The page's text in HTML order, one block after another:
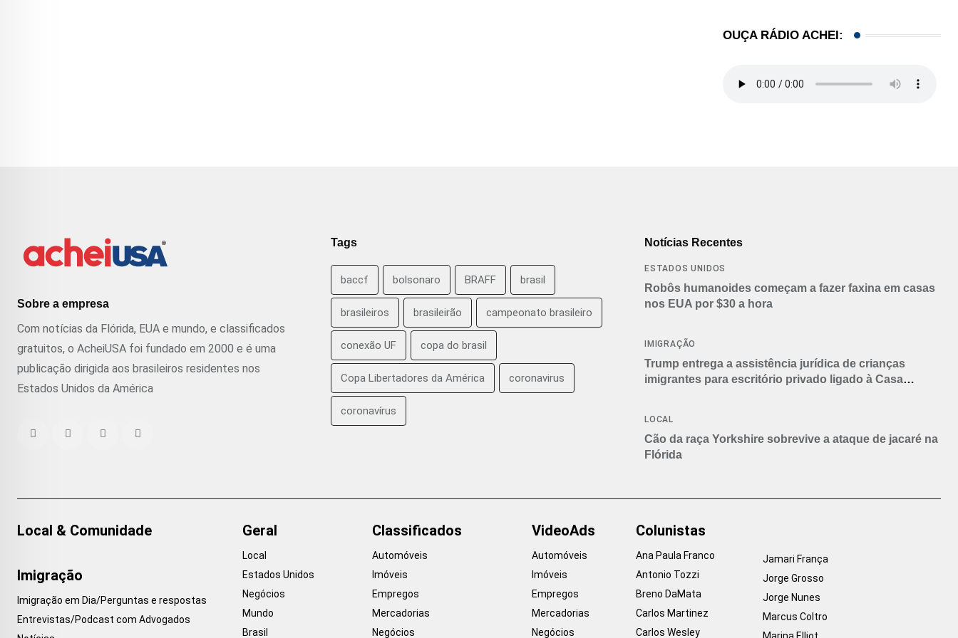
OUÇA RÁDIO ACHEI:
Sobre a empresa
Com notícias da Flórida, EUA e mundo, e classificados
gratuitos, o AcheiUSA foi fundado em 2000 e é uma
publicação dirigida aos brasileiros residentes nos
Estados Unidos da América
Tags
baccf bolsonaro BRAFF brasil
brasileiros brasileirão campeonato brasileiro
conexão UF copa do brasil
Copa Libertadores da América coronavirus
coronavírus
Notícias Recentes
ESTADOS UNIDOS
Robôs humanoides começam a fazer faxina em casas
nos EUA por $30 a hora
IMIGRAÇÃO
Trump entrega a assistência jurídica de crianças
imigrantes para escritório privado ligado à Casa
LOCAL
Cão da raça Yorkshire sobrevive a ataque de jacaré na
Flórida
Local & Comunidade
Imigração
Imigração em Dia/Perguntas e respostas
Entrevistas/Podcast com Advogados
Geral
Local
Estados Unidos
Negócios
Mundo
Brasil
Classificados
Automóveis
Imóveis
Empregos
Mercadorias
Negócios
VideoAds
Automóveis
Imóveis
Empregos
Mercadorias
Negócios
Colunistas
Ana Paula Franco
Antonio Tozzi
Breno DaMata
Carlos Martinez
Carlos Wesley
Jamari França
Jorge Grosso
Jorge Nunes
Marcus Coltro